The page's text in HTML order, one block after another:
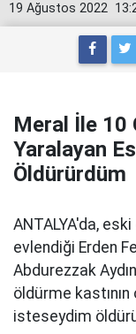
19 Ağustos 2022
Meral İle 10
Yaralayan
Öldürürdüm
ANTALYA'da,
evlendiği Erden
Abdurezzak
öldürme kastının
isteseydim